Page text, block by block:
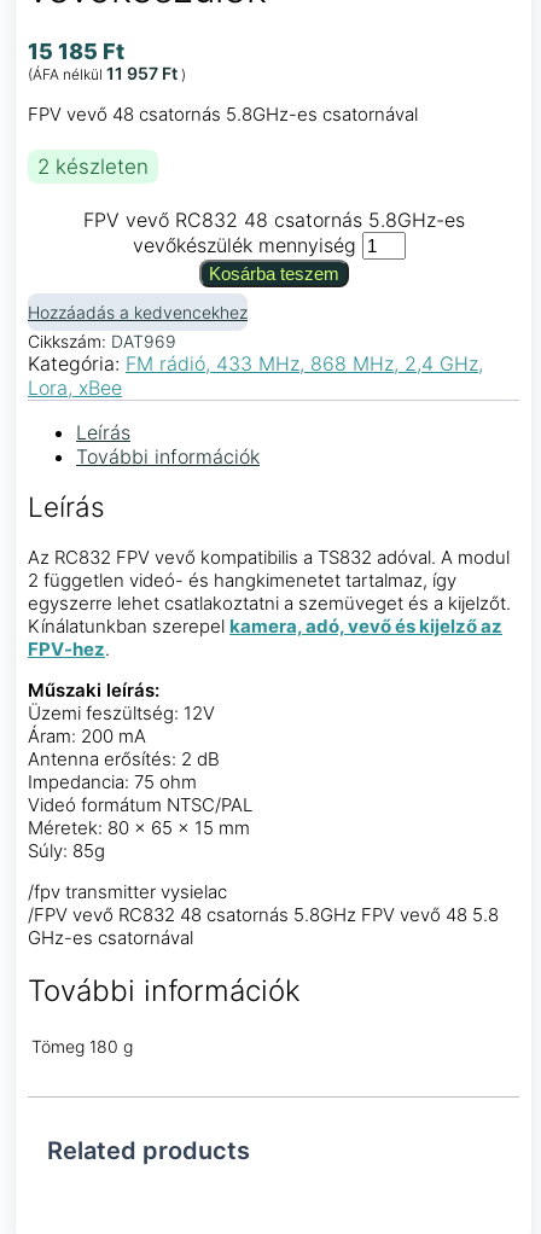
15 185 Ft
(ÁFA nélkül 11 957 Ft )
FPV vevő 48 csatornás 5.8GHz-es csatornával
2 készleten
FPV vevő RC832 48 csatornás 5.8GHz-es
vevőkészülék mennyiség
Kosárba teszem
Hozzáadás a kedvencekhez
Cikkszám: DAT969
Kategória: FM rádió, 433 MHz, 868 MHz, 2,4 GHz,
Lora, xBee
Leírás
További információk
Leírás
Az RC832 FPV vevő kompatibilis a TS832 adóval. A modul
2 független videó- és hangkimenetet tartalmaz, így
egyszerre lehet csatlakoztatni a szemüveget és a kijelzőt.
Kínálatunkban szerepel kamera, adó, vevő és kijelző az
FPV-hez.
Műszaki leírás:
Üzemi feszültség: 12V
Áram: 200 mA
Antenna erősítés: 2 dB
Impedancia: 75 ohm
Videó formátum NTSC/PAL
Méretek: 80 x 65 x 15 mm
Súly: 85g
/fpv transmitter vysielac
/FPV vevő RC832 48 csatornás 5.8GHz FPV vevő 48 5.8
GHz-es csatornával
További információk
Tömeg 180 g
Related products